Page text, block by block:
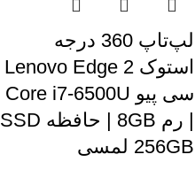
لپ‌تاپ 360 درجه
استوک Lenovo Edge 2
سی پیو Core i7-6500U
| رم 8GB | حافظه SSD
256GB لمسی